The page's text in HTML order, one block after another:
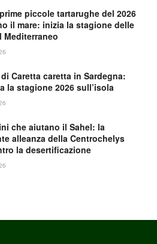
piccole tartarughe del 2026
il mare: inizia la stagione delle
Mediterraneo
Caretta caretta in Sardegna:
la stagione 2026 sull’isola
che aiutano il Sahel: la
alleanza della Centrochelys
la desertificazione